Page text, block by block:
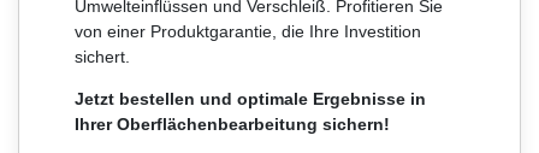
Umwelteinflüssen und Verschleiß. Profitieren Sie
von einer Produktgarantie, die Ihre Investition
sichert.
Jetzt bestellen und optimale Ergebnisse in
Ihrer Oberflächenbearbeitung sichern!